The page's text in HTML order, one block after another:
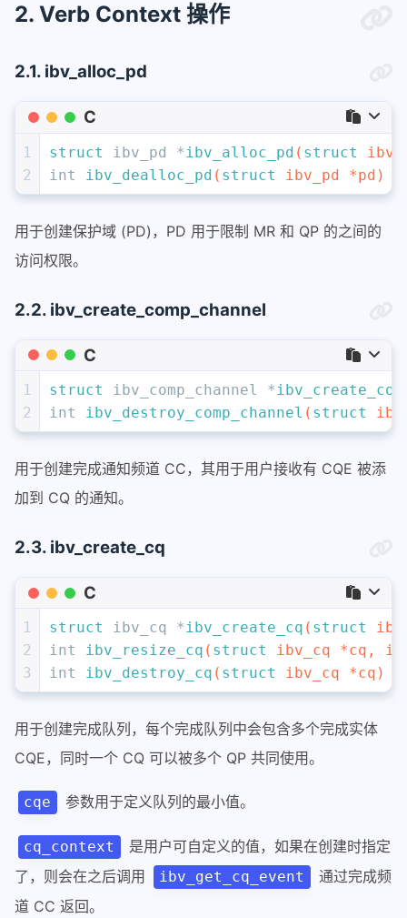
2. Verb Context 操作
2.1. ibv_alloc_pd
C
1
2
struct ibv_pd * ibv_alloc_pd ( struct
int
ibv_dealloc_pd ( struct ibv_pd *pd)
用于创建保护域 (PD)，PD 用于限制 MR 和 QP 的之间的
访问权限。
2.2. ibv_create_comp_channel
C
1
2
struct ibv_comp_channel *
int
ibv_destroy_comp_channel ( struct
用于创建完成通知频道 CC，其用于用户接收有 CQE 被添
加到 CQ 的通知。
2.3. ibv_create_cq
C
1
2
3
struct ibv_cq *ibv_create_cq ( struct
int
ibv_resize_cq ( struct ibv_cq *cq,
int
ibv_destroy_cq ( struct ibv_cq *cq)
用于创建完成队列，每个完成队列中会包含多个完成实体
CQE，同时一个 CQ 可以被多个 QP 共同使用。
cqe 参数用于定义队列的最小值。
cq_context
是用户可自定义的值，如果在创建时指定
了，则会在之后调用
ibv_get_cq_event
通过完成频
道 CC 返回。